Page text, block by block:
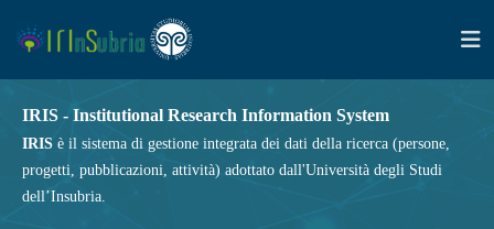
IRIS - Institutional Research Information System
IRIS è il sistema di gestione integrata dei dati della ricerca (persone,
progetti, pubblicazioni, attività) adottato dall'Università degli Studi
dell’Insubria.